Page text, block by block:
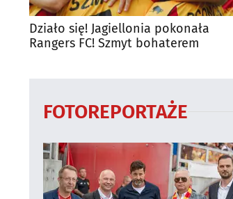
Działo się! Jagiellonia pokonała
Rangers FC! Szmyt bohaterem
FOTOREPORTAŻE